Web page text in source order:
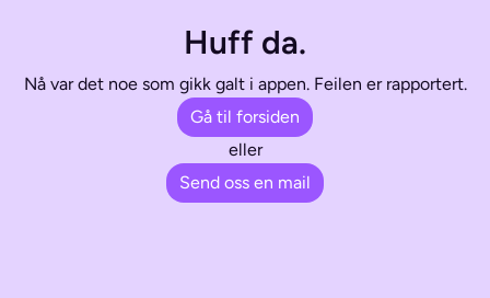
Huff da.
Nå var det noe som gikk galt i appen. Feilen er rapportert.
Gå til forsiden
eller
Send oss en mail